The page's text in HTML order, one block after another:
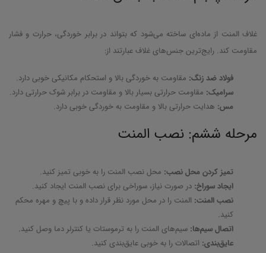
غلاف المنت از ماده‌ای ساخته می‌شود که بتواند در برابر خوردگی، حرارت و فشار
مقاومت کند. رایج‌ترین جنس‌های غلاف عبارتند از:
فولاد ضد زنگ: مقاومت به خوردگی بالا و استحکام مکانیکی خوبی دارد.
سرامیک: مقاومت حرارتی بسیار بالا و مقاومت در برابر شوک حرارتی دارد.
مس: هدایت حرارتی بالا و مقاومت به خوردگی خوبی دارد.
مرحله ششم: نصب المنت
تمیز کردن محل نصب: محل نصب المنت را به خوبی تمیز کنید.
ایجاد سوراخ: در صورت نیاز، سوراخی برای نصب المنت ایجاد کنید.
نصب المنت: المنت را در محل مورد نظر قرار داده و با پیچ و مهره محکم
کنید.
اتصال سیم‌ها: سیم‌های المنت را به ترموستات یا کنترلر دما وصل کنید.
عایق‌بندی: اتصالات را به خوبی عایق‌بندی کنید.